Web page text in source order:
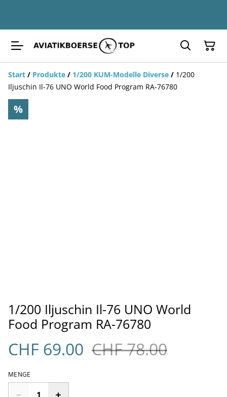
Start / Produkte / 1/200 KUM-Modelle Diverse / 1/200
Iljuschin Il-76 UNO World Food Program RA-76780
%
1/200 Iljuschin Il-76 UNO World
Food Program RA-76780
CHF 69.00 CHF 78.00
MENGE